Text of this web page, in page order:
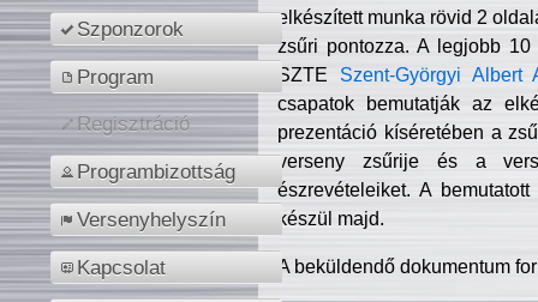
Szponzorok
Program
Regisztráció
Programbizottság
Versenyhelyszín
Kapcsolat
elkészített munka rövid 2
zsűri pontozza. A legjobb
SZTE Szent-Györgyi Albert
csapatok bemutatják az
prezentáció kíséretében a
verseny zsűrije és a
észrevételeiket. A
készül majd.
A beküldendő dokumentum